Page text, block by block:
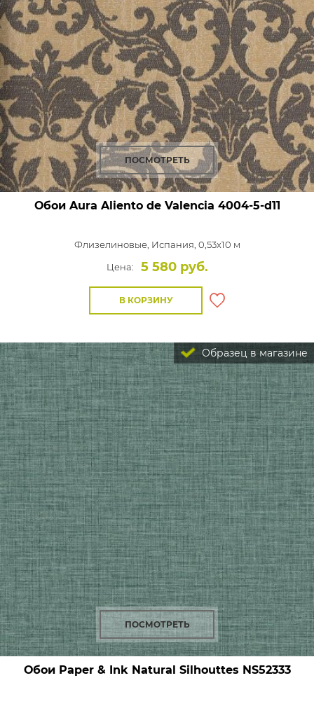
ПОСМОТРЕТЬ
Обои Aura Aliento de Valencia 4004-5-d11
Флизелиновые, Испания, 0,53x10 м
Цена:
5 580 руб.
В КОРЗИНУ
Образец в магазине
ПОСМОТРЕТЬ
Обои Paper & Ink Natural Silhouttes NS52333